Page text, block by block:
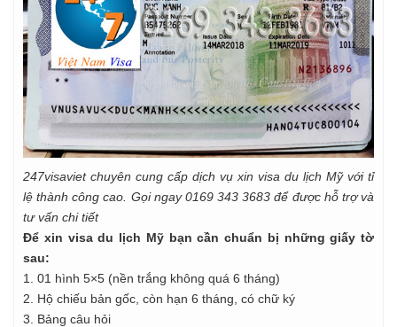
247visaviet chuyên cung cấp dịch vụ xin visa du lịch Mỹ với tỉ
lệ thành công cao. Gọi ngay 0169 343 3683 để được hỗ trợ và
tư vấn chi tiết
Để xin visa du lịch Mỹ bạn cần chuẩn bị những giấy tờ
sau:
1. 01 hình 5×5 (nền trắng không quá 6 tháng)
2. Hộ chiếu bản gốc, còn hạn 6 tháng, có chữ ký
3. Bảng câu hỏi